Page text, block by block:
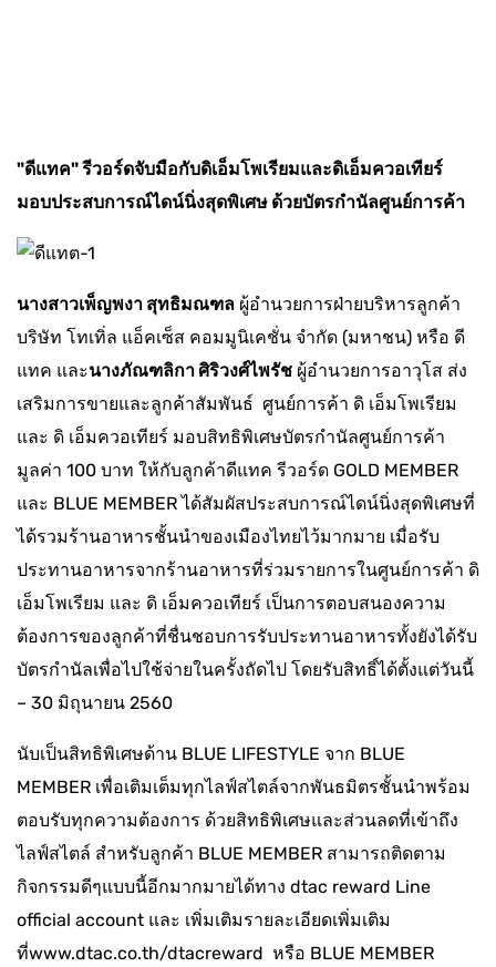
"ดีแทค" รีวอร์ดจับมือกับดิเอ็มโพเรียมและดิเอ็มควอเทียร์
มอบประสบการณ์ไดน์นิ่งสุดพิเศษ ด้วยบัตรกำนัลศูนย์การค้า
นางสาวเพ็ญพงา สุทธิมณฑล ผู้อำนวยการฝ่ายบริหารลูกค้า
บริษัท โทเทิ่ล แอ็คเซ็ส คอมมูนิเคชั่น จำกัด (มหาชน) หรือ ดี
แทค และนางภัณฑลิกา ศิริวงศ์ไพรัช ผู้อำนวยการอาวุโส ส่ง
เสริมการขายและลูกค้าสัมพันธ์ ศูนย์การค้า ดิ เอ็มโพเรียม
และ ดิ เอ็มควอเทียร์ มอบสิทธิพิเศษบัตรกำนัลศูนย์การค้า
มูลค่า 100 บาท ให้กับลูกค้าดีแทค รีวอร์ด GOLD MEMBER
และ BLUE MEMBER ได้สัมผัสประสบการณ์ไดน์นิ่งสุดพิเศษที่
ได้รวมร้านอาหารชั้นนำของเมืองไทยไว้มากมาย เมื่อรับ
ประทานอาหารจากร้านอาหารที่ร่วมรายการในศูนย์การค้า ดิ
เอ็มโพเรียม และ ดิ เอ็มควอเทียร์ เป็นการตอบสนองความ
ต้องการของลูกค้าที่ชื่นชอบการรับประทานอาหารทั้งยังได้รับ
บัตรกำนัลเพื่อไปใช้จ่ายในครั้งถัดไป โดยรับสิทธิ์ได้ตั้งแต่วันนี้
– 30 มิถุนายน 2560
นับเป็นสิทธิพิเศษด้าน BLUE LIFESTYLE จาก BLUE
MEMBER เพื่อเติมเต็มทุกไลฟ์สไตล์จากพันธมิตรชั้นนำพร้อม
ตอบรับทุกความต้องการ ด้วยสิทธิพิเศษและส่วนลดที่เข้าถึง
ไลฟ์สไตล์ สำหรับลูกค้า BLUE MEMBER สามารถติดตาม
กิจกรรมดีๆแบบนี้อีกมากมายได้ทาง dtac reward Line
official account และ เพิ่มเติมรายละเอียดเพิ่มเติม
ที่www.dtac.co.th/dtacreward หรือ BLUE MEMBER